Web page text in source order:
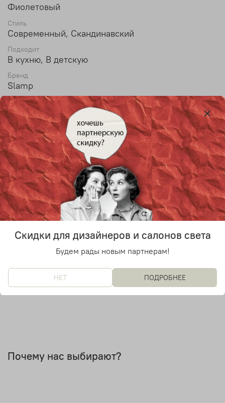
Фиолетовый
Стиль
Современный, Скандинавский
Подходит
В кухню, В детскую
Бренд
Slamp
Материал
Акрил
Диаметр
70 см
Высота
25 см
Max высота
150 см
Тип лампы
LED
Лампочки в комплекте
Уточняйте у менеджера
Adriano Rachele
Почему нас выбирают?
Скидки для дизайнеров и салонов света
Будем рады новым партнерам!
НЕТ ПОДРОБНЕЕ